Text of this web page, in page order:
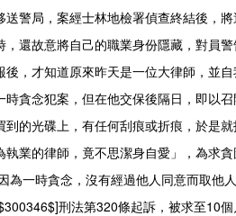
送警局，案經士林地檢署偵查終結後
，還故意將自己的職業身份隱藏，對員
，才知道原來昨天是一位大律師，並
貪念犯案，但在他交保後隔日，即以
到的光碟上，有任何刮痕或折痕，於是
業的律師，竟不思潔身自愛」，為求
時貪念，沒有經過他人同意而取他人
刑法第320條起訴，被求至10